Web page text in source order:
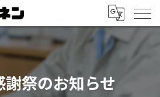
謝祭のお知らせ